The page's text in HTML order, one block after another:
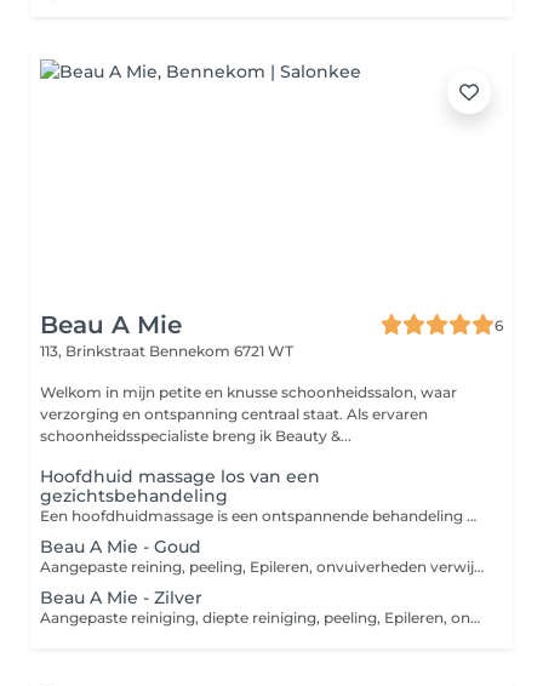
Beau A Mie
6
113, Brinkstraat Bennekom 6721 WT
Welkom in mijn petite en knusse schoonheidssalon, waar
verzorging en ontspanning centraal staat. Als ervaren
schoonheidsspecialiste breng ik Beauty &...
Hoofdhuid massage los van een
gezichtsbehandeling
Een hoofdhuidmassage is een ontspannende behandeling waarbij het hoofd, de nek en de schouders met zachte druk en strijkingen worden gemasseerd. Behandeling die ook als extra geboekt kan worden bij andere behandelingen.
Beau A Mie - Goud
Aangepaste reining, peeling, Epileren, onvuiverheden verwijderen, Lymfedrainage massage 20min. met glazen klokjes van gelaat- hals- decollaté, Manuele massage 25 min. van gelaat- hals- decollaté- nek & schouders, Aangepast masker, Afsluitende huidvezorging incl. elixer of serum.
Beau A Mie - Zilver
Aangepaste reiniging, diepte reiniging, peeling, Epileren, onzuiverheden verwijderen, Manuele massage OF Lymfedrainage ca.25 min. van gelaat- hals- decolleté- nek & schouders, Aangepast masker, Afsluitende huidverzorging incl. elixer of serum.